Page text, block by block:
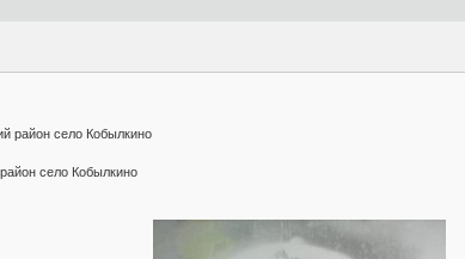
район село Кобылкино
село Кобылкино